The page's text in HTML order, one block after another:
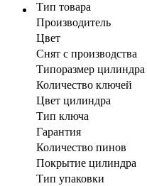
Тип товара
Производитель
Цвет
Cнят с производства
Типоразмер цилиндра
Количество ключей
Цвет цилиндра
Тип ключа
Гарантия
Количество пинов
Покрытие цилиндра
Тип упаковки